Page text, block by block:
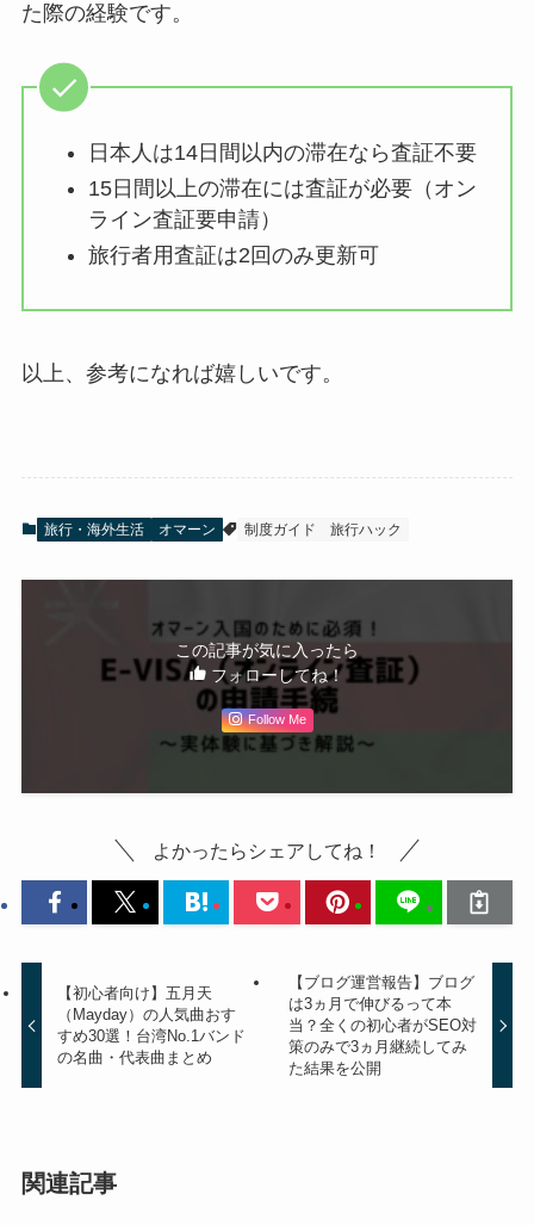
た際の経験です。
日本人は14日間以内の滞在なら査証不要
15日間以上の滞在には査証が必要（オン
ライン査証要申請）
旅行者用査証は2回のみ更新可
以上、参考になれば嬉しいです。
旅行・海外生活 オマーン 制度ガイド 旅行ハック
この記事が気に入ったら
フォローしてね！
Follow Me
よかったらシェアしてね！
【初心者向け】五月天
（Mayday）の人気曲おす
すめ30選！台湾No.1バンド
の名曲・代表曲まとめ
【ブログ運営報告】ブログ
は3ヵ月で伸びるって本
当？全くの初心者がSEO対
策のみで3ヵ月継続してみ
た結果を公開
関連記事